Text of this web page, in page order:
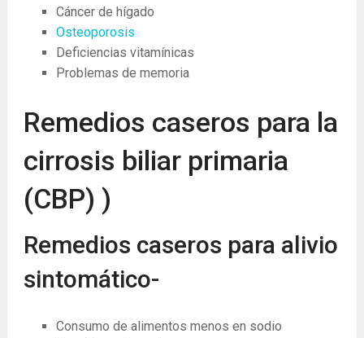
Cáncer de hígado
Osteoporosis
Deficiencias vitamínicas
Problemas de memoria
Remedios caseros para la
cirrosis biliar primaria
(CBP) )
Remedios caseros para alivio
sintomático-
Consumo de alimentos menos en sodio